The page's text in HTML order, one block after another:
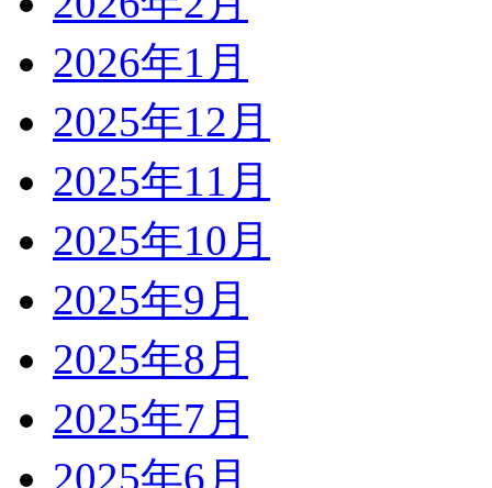
2026年1月
2025年12月
2025年11月
2025年10月
2025年9月
2025年8月
2025年7月
2025年6月